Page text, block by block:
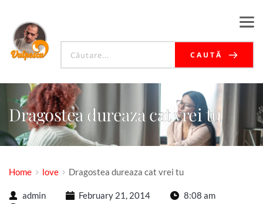
CAUTĂ
Dragostea dureaza cat vrei tu
Home love Dragostea dureaza cat vrei tu
admin February 21, 2014
8:08 am